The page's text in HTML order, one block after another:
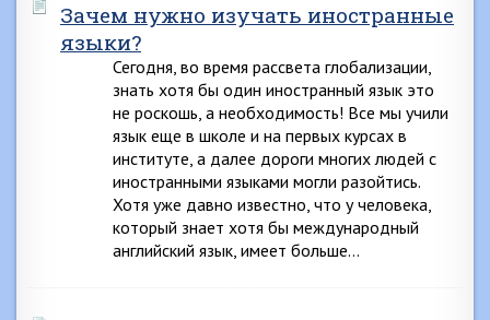
Зачем нужно изучать иностранные
языки?
Сегодня, во время рассвета глобализации,
знать хотя бы один иностранный язык это
не роскошь, а необходимость! Все мы учили
язык еще в школе и на первых курсах в
институте, а далее дороги многих людей с
иностранными языками могли разойтись.
Хотя уже давно известно, что у человека,
который знает хотя бы международный
английский язык, имеет больше…